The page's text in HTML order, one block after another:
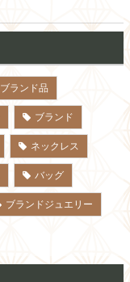
ブランド品
ブランド
ネックレス
バッグ
ブランドジュエリー